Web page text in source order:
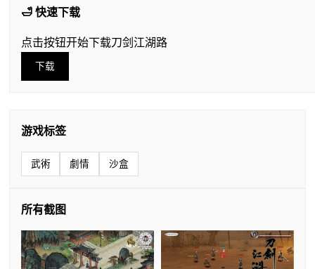
🛁 快速下载
点击按钮开始下载刀剑江湖路
下载
游戏标签
武術 劇情 沙盒
所有截图